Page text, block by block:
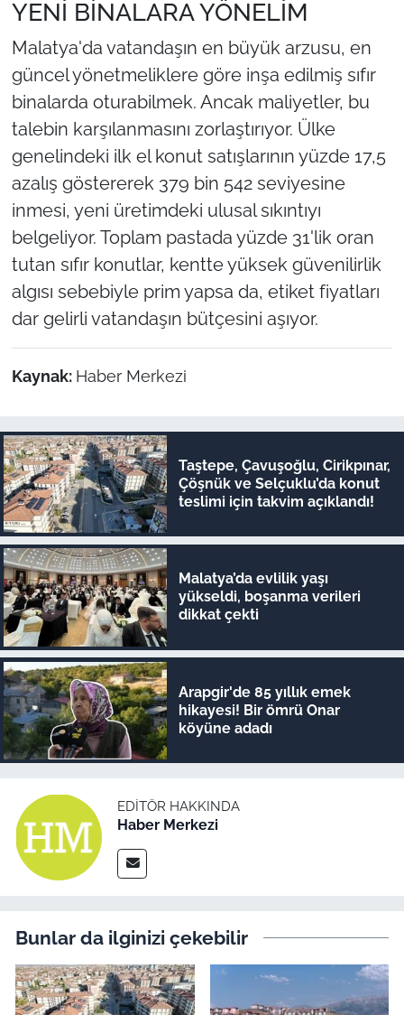
YENİ BİNALARA YÖNELİM
Malatya'da vatandaşın en büyük arzusu, en
güncel yönetmeliklere göre inşa edilmiş sıfır
binalarda oturabilmek. Ancak maliyetler, bu
talebin karşılanmasını zorlaştırıyor. Ülke
genelindeki ilk el konut satışlarının yüzde 17,5
azalış göstererek 379 bin 542 seviyesine
inmesi, yeni üretimdeki ulusal sıkıntıyı
belgeliyor. Toplam pastada yüzde 31'lik oran
tutan sıfır konutlar, kentte yüksek güvenilirlik
algısı sebebiyle prim yapsa da, etiket fiyatları
dar gelirli vatandaşın bütçesini aşıyor.
Kaynak: Haber Merkezi
Taştepe, Çavuşoğlu, Cirikpınar,
Çöşnük ve Selçuklu’da konut
teslimi için takvim açıklandı!
Malatya’da evlilik yaşı
yükseldi, boşanma verileri
dikkat çekti
Arapgir'de 85 yıllık emek
hikayesi! Bir ömrü Onar
köyüne adadı
EDITÖR HAKKINDA
Haber Merkezi
Bunlar da ilginizi çekebilir